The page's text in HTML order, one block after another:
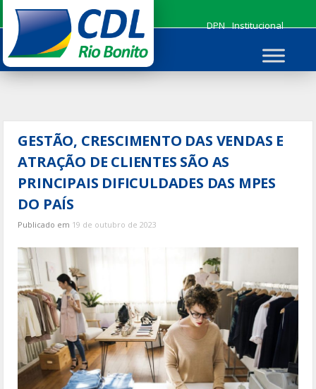
para
conteúdo
DPN Institucional
GESTÃO, CRESCIMENTO DAS VENDAS E
ATRAÇÃO DE CLIENTES SÃO AS
PRINCIPAIS DIFICULDADES DAS MPES
DO PAÍS
Publicado em 19 de outubro de 2023